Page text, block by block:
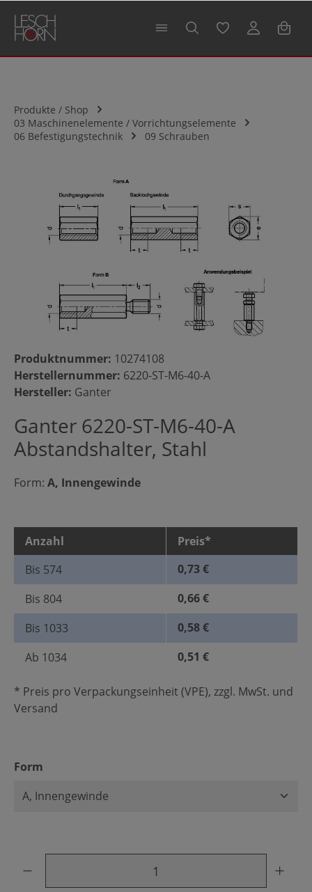
springen
Produkte / Shop
03 Maschinenelemente / Vorrichtungselemente
06 Befestigungstechnik
09 Schrauben
Bildergalerie überspringen
Produktnummer: 10274108
Herstellernummer: 6220-ST-M6-40-A
Hersteller: Ganter
Ganter 6220-ST-M6-40-A
Abstandshalter, Stahl
Form: A, Innengewinde
Anzahl
Preis*
Bis 574
0,73 €
Bis 804
0,66 €
Bis 1033
0,58 €
Ab 1034 0,51 €
* Preis pro Verpackungseinheit (VPE), zzgl. MwSt. und
Versand
Form